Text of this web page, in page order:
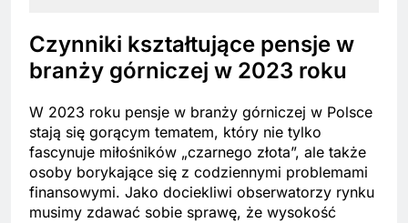
Czynniki kształtujące pensje w
branży górniczej w 2023 roku
W 2023 roku pensje w branży górniczej w Polsce
stają się gorącym tematem, który nie tylko
fascynuje miłośników „czarnego złota”, ale także
osoby borykające się z codziennymi problemami
finansowymi. Jako dociekliwi obserwatorzy rynku
musimy zdawać sobie sprawę, że wysokość